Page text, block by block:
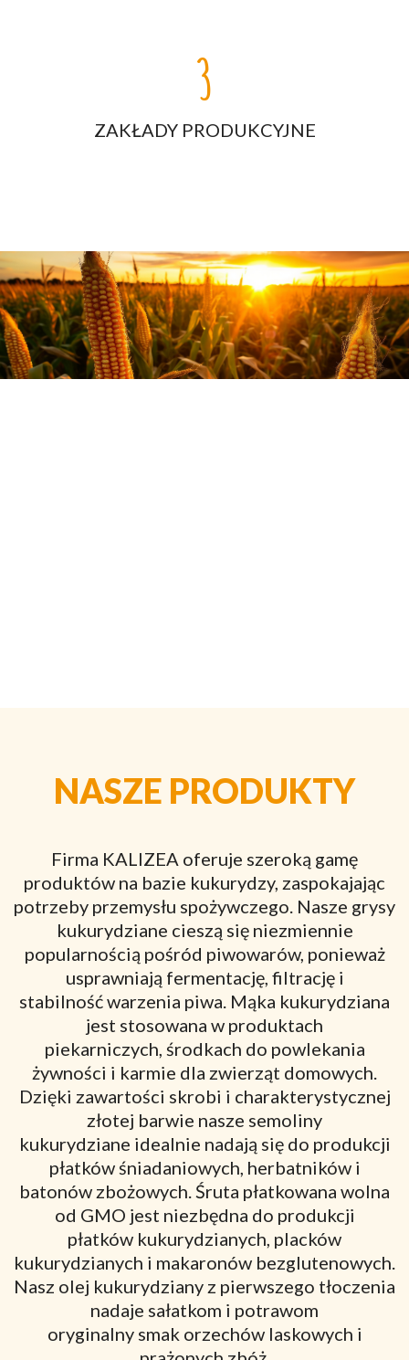
3
ZAKŁADY PRODUKCYJNE
NASZE PRODUKTY
Firma KALIZEA oferuje szeroką gamę
produktów na bazie kukurydzy, zaspokajając
potrzeby przemysłu spożywczego. Nasze grysy
kukurydziane cieszą się niezmiennie
popularnością pośród piwowarów, ponieważ
usprawniają fermentację, filtrację i
stabilność warzenia piwa. Mąka kukurydziana
jest stosowana w produktach
piekarniczych, środkach do powlekania
żywności i karmie dla zwierząt domowych.
Dzięki zawartości skrobi i charakterystycznej
złotej barwie nasze semoliny
kukurydziane idealnie nadają się do produkcji
płatków śniadaniowych, herbatników i
batonów zbożowych. Śruta płatkowana wolna
od GMO jest niezbędna do produkcji
płatków kukurydzianych, placków
kukurydzianych i makaronów bezglutenowych.
Nasz olej kukurydziany z pierwszego tłoczenia
nadaje sałatkom i potrawom
oryginalny smak orzechów laskowych i